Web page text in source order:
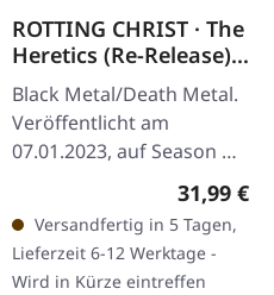
ROTTING CHRIST · The
Heretics (Re-Release) |
BLACK LP
Black Metal/Death Metal.
Veröffentlicht am
07.01.2023, auf Season Of
Mist. Schwarzes Vinyl im
Gatefold-Cover. Rotting
Christ ist seit
Jahrzehnten…
Regulärer
31,99 €
Versandfertig in 5 Tagen,
Lieferzeit 6-12 Werktage -
Wird in Kürze eintreffen